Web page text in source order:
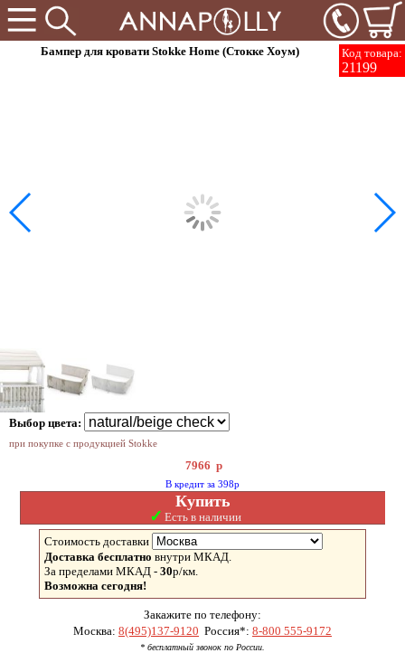
Код товара:
21199
Бампер для кровати Stokke Home (Стокке Хоум)
Выбор цвета:
при покупке с продукцией Stokke
7966 р
В кредит за 398р
Купить
✓ Есть в наличии
Стоимость доставки
Доставка бесплатно внутри МКАД.
За пределами МКАД - 30р/км.
Возможна сегодня!
Закажите по телефону:
Москва: 8(495)137-9120 Россия*: 8-800 555-9172
* бесплатный звонок по России.